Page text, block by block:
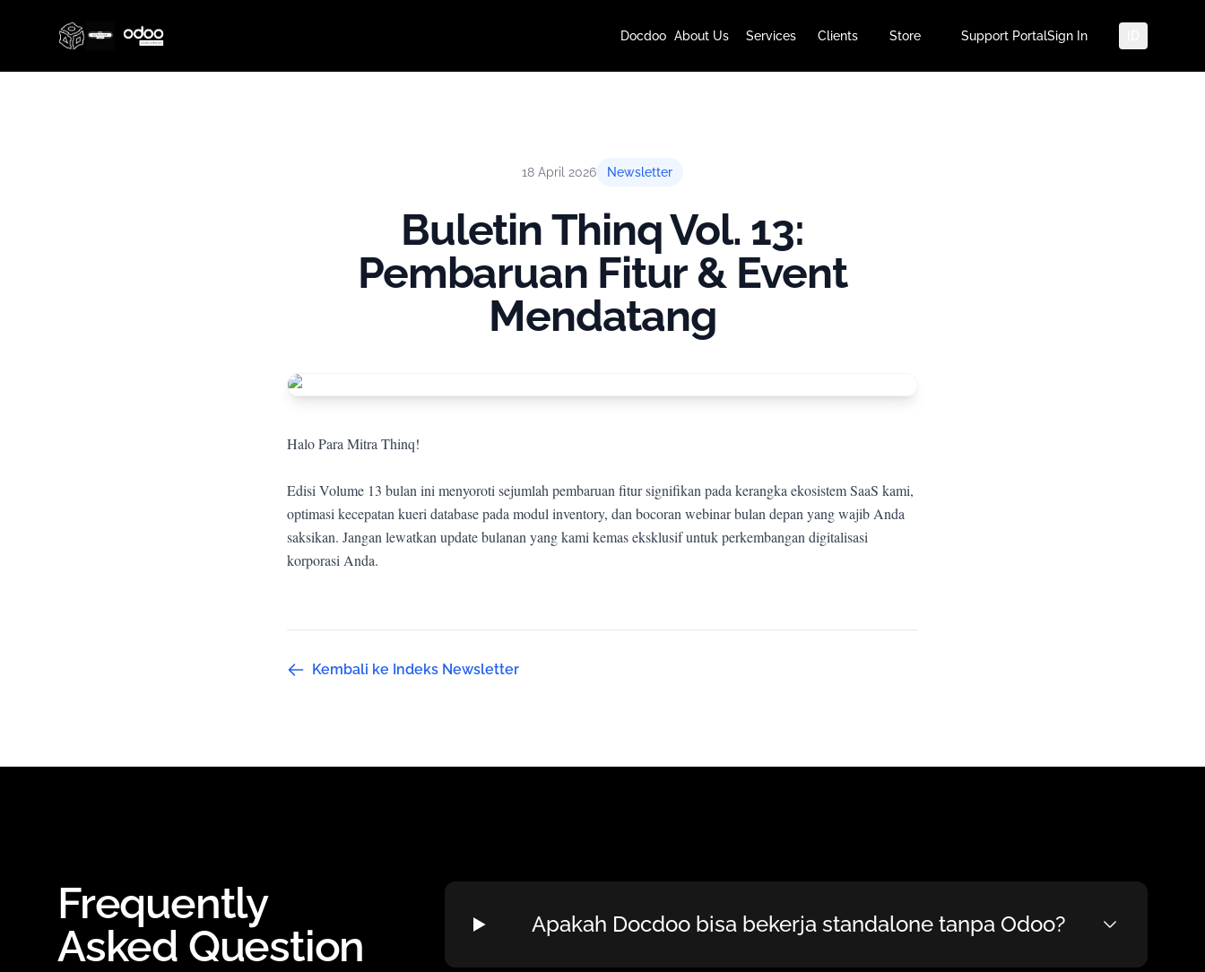
Thinq Technology
Docdoo About Us Services Clients Store Support PortalSign In
18 April 2026 Newsletter
Buletin Thinq Vol. 13:
Pembaruan Fitur & Event
Mendatang
Halo Para Mitra Thinq!
Edisi Volume 13 bulan ini menyoroti sejumlah pembaruan fitur signifikan pada kerangka ekosistem SaaS kami,
optimasi kecepatan kueri database pada modul inventory, dan bocoran webinar bulan depan yang wajib Anda
saksikan. Jangan lewatkan update bulanan yang kami kemas eksklusif untuk perkembangan digitalisasi
korporasi Anda.
Kembali ke Indeks Newsletter
Frequently
Asked Question
Apakah Docdoo bisa bekerja standalone tanpa Odoo?